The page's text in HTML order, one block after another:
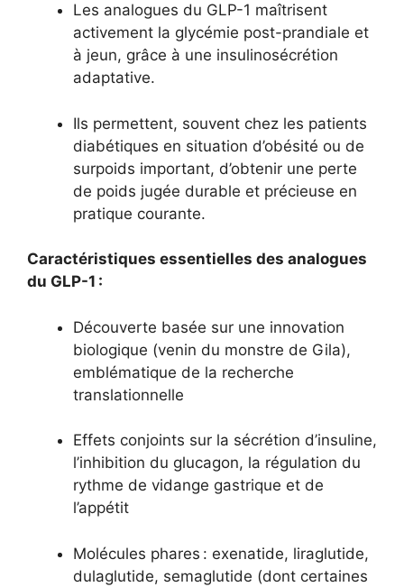
Les analogues du GLP-1 maîtrisent
activement la glycémie post-prandiale et
à jeun, grâce à une insulinosécrétion
adaptative.
Ils permettent, souvent chez les patients
diabétiques en situation d’obésité ou de
surpoids important, d’obtenir une perte
de poids jugée durable et précieuse en
pratique courante.
Caractéristiques essentielles des analogues
du GLP-1 :
Découverte basée sur une innovation
biologique (venin du monstre de Gila),
emblématique de la recherche
translationnelle
Effets conjoints sur la sécrétion d’insuline,
l’inhibition du glucagon, la régulation du
rythme de vidange gastrique et de
l’appétit
Molécules phares : exenatide, liraglutide,
dulaglutide, semaglutide (dont certaines